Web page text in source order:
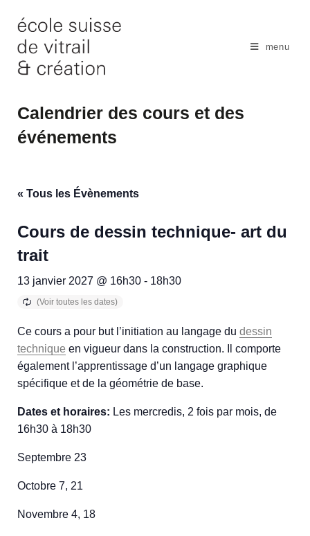
content
menu
Calendrier des cours et des
événements
« Tous les Évènements
Cours de dessin technique- art du
trait
13 janvier 2027 @ 16h30 - 18h30
Ce cours a pour but l’initiation au langage du dessin
technique en vigueur dans la construction. Il comporte
également l’apprentissage d’un langage graphique
spécifique et de la géométrie de base.
Dates et horaires: Les mercredis, 2 fois par mois, de
16h30 à 18h30
Septembre 23
Octobre 7, 21
Novembre 4, 18